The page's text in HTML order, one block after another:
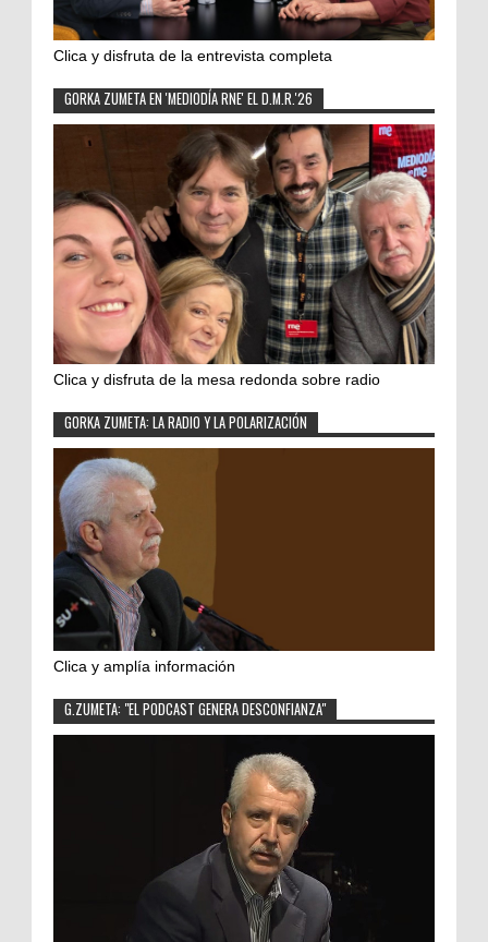
Clica y disfruta de la entrevista completa
GORKA ZUMETA EN 'MEDIODÍA RNE' EL D.M.R.'26
Clica y disfruta de la mesa redonda sobre radio
GORKA ZUMETA: LA RADIO Y LA POLARIZACIÓN
Clica y amplía información
G.ZUMETA: "EL PODCAST GENERA DESCONFIANZA"